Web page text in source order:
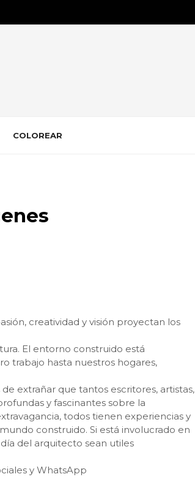
COLOREAR
creatividad y visión proyectan los
El entorno construido está
trabajo hasta nuestros hogares,
extrañar que tantos escritores, artistas,
y fascinantes sobre la
todos tienen experiencias y
construido. Si está involucrado en
del arquitecto sean utiles
y WhatsApp